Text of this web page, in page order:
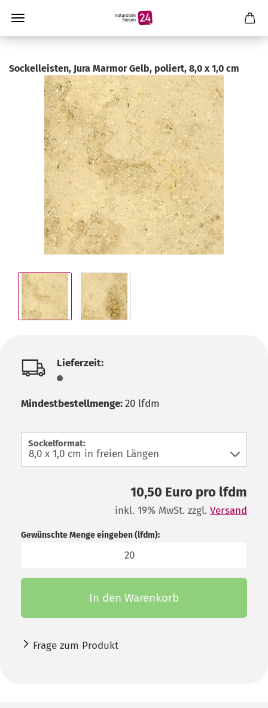
Sockelleisten, Jura Marmor Gelb, poliert, 8,0 x 1,0 cm
Lieferzeit:
Mindestbestellmenge:20 lfdm
Sockelformat:
10,50 Euro pro lfdm
inkl. 19% MwSt. zzgl. Versand
Gewünschte Menge eingeben (lfdm):
In den Warenkorb
Frage zum Produkt